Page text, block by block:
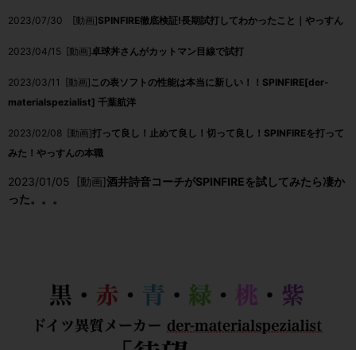
2023/07/30 [動画]SPINFIRE徹底検証!長期試打してわかったこと｜やっすん
2023/04/15 [動画]卓球丼さんがカットマン目線で試打
2023/03/11 [動画] この表ソフトの性能は本当に新しい！！SPINFIRE[der-
materialspezialist] 千葉航洋
2023/02/08 [動画]打って良し！止めて良し！切って良し！SPINFIREを打って
みた！やっすんの本職
2023/01/05 [動画]酒井詩音コーチがSPINFIREを試してみたら凄か
った。。。